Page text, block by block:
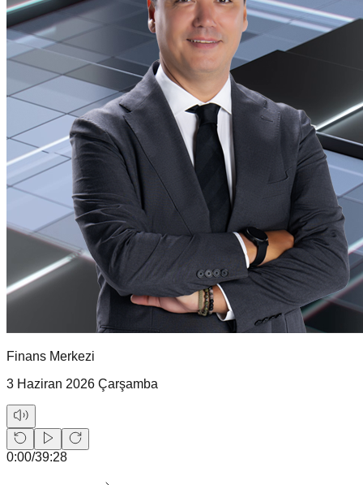
Finans Merkezi
3 Haziran 2026 Çarşamba
0:00/39:28